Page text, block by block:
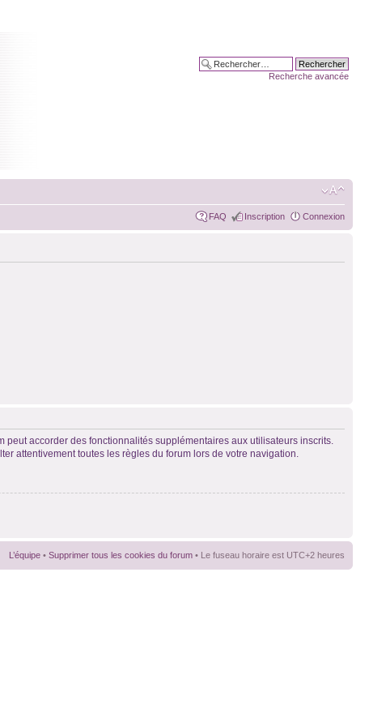
Recherche avancée
FAQ Inscription Connexion
peut accorder des fonctionnalités supplémentaires aux utilisateurs inscrits.
attentivement toutes les règles du forum lors de votre navigation.
L’équipe • Supprimer tous les cookies du forum • Le fuseau horaire est UTC+2 heures